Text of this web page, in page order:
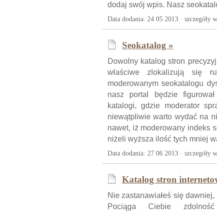
dodaj swój wpis. Nasz
Data dodania: 24 05 2013 · szczegóły
Seokatalog »
Dowolny katalog stron
właściwe zlokalizują się
moderowanym seokatalogu
nasz portal będzie
katalogi, gdzie moderator
niewątpliwie warto wydać na
nawet, iż moderowany indeks
niżeli wyższa ilość tych mniej
Data dodania: 27 06 2013 · szczegóły
Katalog stron
Nie zastanawiałeś się
Pociąga Ciebie